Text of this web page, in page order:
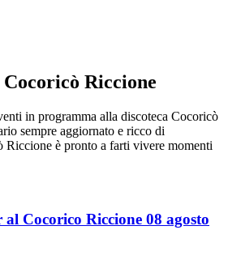
Riccione
in programma alla discoteca Cocoricò
sempre aggiornato e ricco di
Riccione è pronto a farti vivere momenti
Cocorico Riccione 08 agosto